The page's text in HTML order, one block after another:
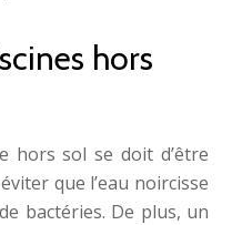
hors
hors sol se doit d’être
que l’eau noircisse
bactéries. De plus, un